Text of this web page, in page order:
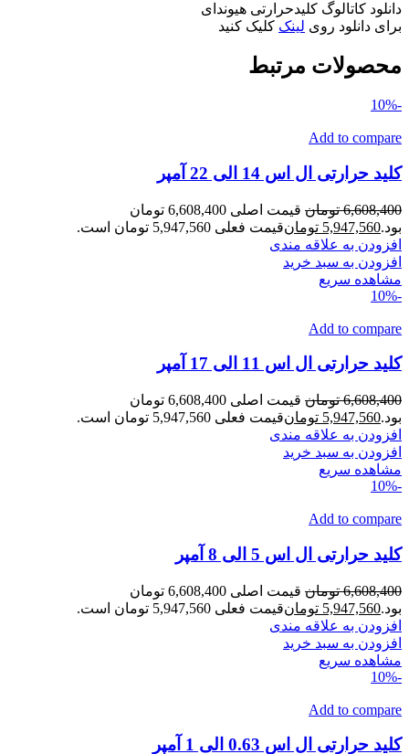
دانلود کاتالوگ کلیدحرارتی هیوندای
برای دانلود روی لینک کلیک کنید
محصولات مرتبط
-10%
Add to compare
کلید حرارتی ال اس 14 الی 22 آمپر
6,608,400 تومان
قیمت اصلی 6,608,400 تومان
بود.5,947,560 تومانقیمت فعلی 5,947,560 تومان است.
افزودن به علاقه مندی
افزودن به سبد خرید
مشاهده سریع
-10%
Add to compare
کلید حرارتی ال اس 11 الی 17 آمپر
6,608,400 تومان
قیمت اصلی 6,608,400 تومان
بود.5,947,560 تومانقیمت فعلی 5,947,560 تومان است.
افزودن به علاقه مندی
افزودن به سبد خرید
مشاهده سریع
-10%
Add to compare
کلید حرارتی ال اس 5 الی 8 آمپر
6,608,400 تومان
قیمت اصلی 6,608,400 تومان
بود.5,947,560 تومانقیمت فعلی 5,947,560 تومان است.
افزودن به علاقه مندی
افزودن به سبد خرید
مشاهده سریع
-10%
Add to compare
کلید حرارتی ال اس 0.63 الی 1 آمپر